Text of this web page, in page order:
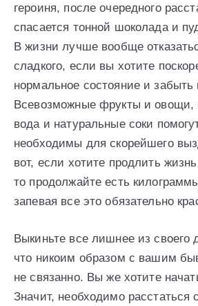
героиня, после очередного
спасается тонной шоколада и
В жизни лучше вообще
сладкого, если вы хотите
нормальное состояние и
Всевозможные фрукты и овощи,
вода и натуральные соки
необходимы для скорейшего
вот, если хотите продлить
то продолжайте есть
запевая все это обязательно
Выкиньте все лишнее из своего
что никоим образом с вашим
не связанно. Вы же хотите
Значит, необходимо